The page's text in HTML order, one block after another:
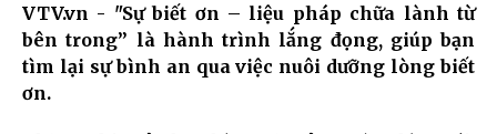
VTV.vn - "Sự biết ơn – liệu pháp chữa lành từ
bên trong” là hành trình lắng đọng, giúp bạn
tìm lại sự bình an qua việc nuôi dưỡng lòng biết
ơn.